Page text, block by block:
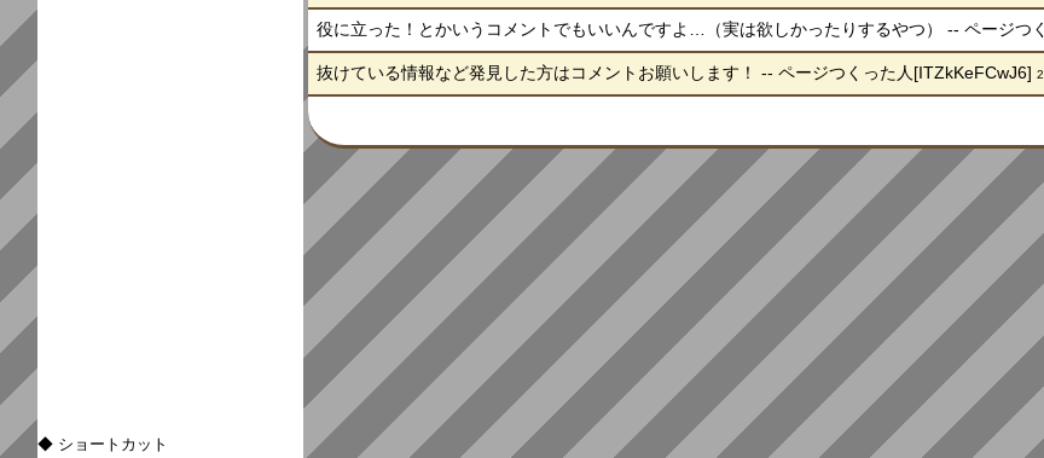
役に立った！とかいうコメントでもいいんですよ…（実は欲しかったりするやつ） -- ページつ
抜けている情報など発見した方はコメントお願いします！ -- ページつくった人[ITZkKeFCwJ6]
◆ ショートカット